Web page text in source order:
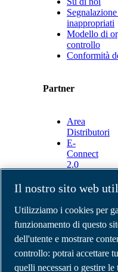
inappropriati
Modello di
controllo
Conformità
Partner
Area
Distributori
E-
Connect
2.0
Portal
Media
Gallery
©2026 Compressori
Note legali e privacy
Modulo resi
Il nostro sito web
Utilizziamo i cookies per
funzionamento di questo
dell'utente e mostrare
controllo: potrai accettare
quelli necessari o gestire